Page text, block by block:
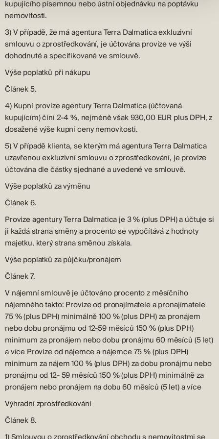
kupujícího písemnou nebo ústní objednávku na poptávku
nemovitosti.
3) V případě, že má agentura Terra Dalmatica exkluzivní
smlouvu o zprostředkování, je účtována provize ve výši
dohodnuté a specifikované ve smlouvě.
Výše poplatků při nákupu
Článek 5.
4) Kupní provize agentury Terra Dalmatica (účtovaná
kupujícím) činí 2-4 %, nejméně však 930,00 EUR plus DPH, z
dosažené výše kupní ceny nemovitosti.
5) V případě klienta, se kterým má agentura Terra Dalmatica
uzavřenou exkluzivní smlouvu o zprostředkování, je provize
účtována dle částky sjednané a uvedené ve smlouvě.
Výše poplatků za výměnu
Článek 6.
Provize agentury Terra Dalmatica je 3 % (plus DPH) a účtuje si
ji každá strana směny a procento se vypočítává z hodnoty
majetku, který strana směnou získala.
Výše poplatků za půjčku/pronájem
Článek 7.
V nájemní smlouvě je účtováno procento z měsíčního
nájemného takto: Provize od pronajímatele a pronajímatele
75 % (plus DPH) minimálně 100 % (plus DPH) za pronájem
nebo dobu pronájmu od 12-59 měsíců 150 % (plus DPH)
minimum za pronájem nebo dobu pronájmu 60 měsíců (5 let)
a více Provize od nájemce a nájemce 75 % (plus DPH)
minimum za nájem 100 % (plus DPH) za dobu pronájmu nebo
pronájmu od 12- 59 měsíců 150 % (plus DPH) minimálně za
pronájem nebo pronájem na dobu 60 měsíců (5 let) a více
Výhradní zprostředkování
Článek 8.